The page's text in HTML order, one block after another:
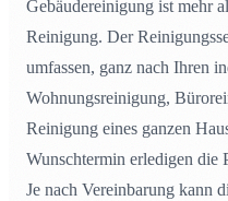
Gebäudereinigung ist mehr
Reinigung. Der
umfassen, ganz nach Ihren
Wohnungsreinigung,
Reinigung eines ganzen
Wunschtermin erledigen die
Je nach Vereinbarung kann